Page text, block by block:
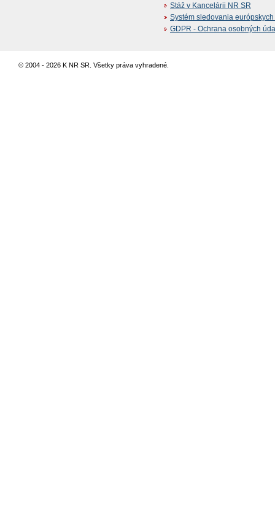
Stáž v Kancelárii NR SR
Systém sledovania
GDPR - Ochrana osobných
© 2004 - 2026 K NR SR. Všetky práva vyhradené.